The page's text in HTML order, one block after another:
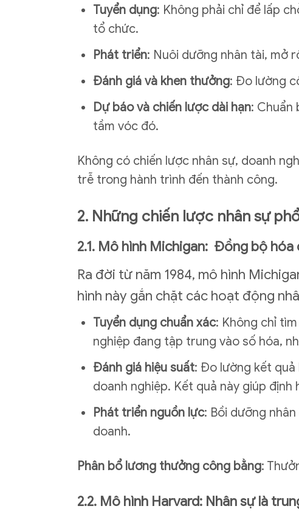
Tuyển dụng: Không phải chỉ để lấp
tổ chức.
Phát triển: Nuôi dưỡng nhân tài, mở
Đánh giá và khen thưởng: Đo lường
Dự báo và chiến lược dài hạn: Chuẩn
tầm vóc đó.
Không có chiến lược nhân sự, doanh
trễ trong hành trình đến thành công.
2. Những chiến lược nhân sự
2.1. Mô hình Michigan: Đồng bộ
Ra đời từ năm 1984, mô hình
hình này gắn chặt các hoạt động
Tuyển dụng chuẩn xác: Không chỉ
nghiệp đang tập trung vào số hóa,
Đánh giá hiệu suất: Đo lường kết quả
doanh nghiệp. Kết quả này giúp
Phát triển nguồn lực: Bồi dưỡng
doanh.
Phân bổ lương thưởng công bằng:
2.2. Mô hình Harvard: Nhân sự là